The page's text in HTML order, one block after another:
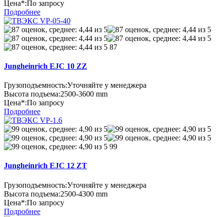
Цена*:По запросу
Подробнее
87
Jungheinrich EJC 10 ZZ
Грузоподъемность:Уточняйте у менеджера
Высота подъема:2500-3600 mm
Цена*:По запросу
Подробнее
99
Jungheinrich EJC 12 ZT
Грузоподъемность:Уточняйте у менеджера
Высота подъема:2500-4300 mm
Цена*:По запросу
Подробнее